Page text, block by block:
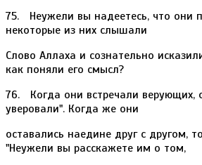
75. Неужели вы надеетесь, что они
некоторые из них слышали
Слово Аллаха и сознательно
как поняли его смысл?
76. Когда они встречали верующих,
уверовали". Когда же они
оставались наедине друг с другом,
"Неужели вы расскажете им о том,